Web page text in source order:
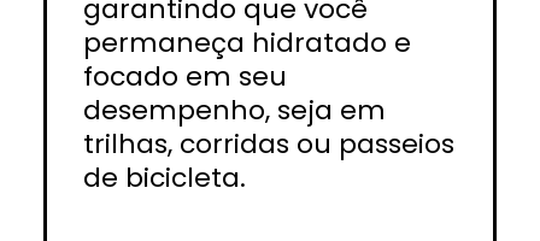
garantindo que você
permaneça hidratado e
focado em seu
desempenho, seja em
trilhas, corridas ou passeios
de bicicleta.